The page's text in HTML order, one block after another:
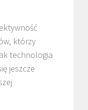
którzy
technologia
jeszcze